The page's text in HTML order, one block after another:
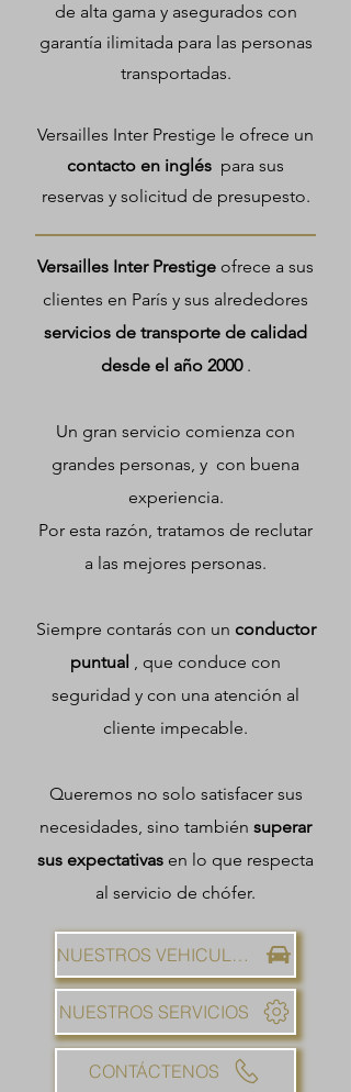
de alta gama y asegurados con
garantía ilimitada para las personas
transportadas.
Versailles Inter Prestige le ofrece un
contacto en inglés para sus
reservas y solicitud de presupesto.
Versailles Inter Prestige ofrece a sus
clientes en París y sus alrededores
servicios de transporte de calidad
desde el año 2000.
Un gran servicio comienza con
grandes personas, y con buena
experiencia.
Por esta razón, tratamos de reclutar
a las mejores personas.
Siempre contarás con un conductor
puntual , que conduce con
seguridad y con una atención al
cliente impecable.
Queremos no solo satisfacer sus
necesidades, sino también superar
sus expectativas en lo que respecta
al servicio de chófer.
NUESTROS VEHICULOS
NUESTROS SERVICIOS
CONTÁCTENOS